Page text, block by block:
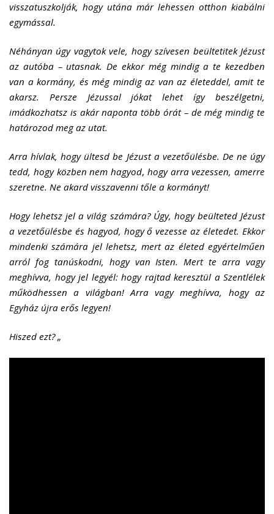
visszatuszkolják, hogy utána már lehessen otthon kiabálni
egymással.
Néhányan úgy vagytok vele, hogy szívesen beültetitek Jézust
az autóba – utasnak. De ekkor még mindig a te kezedben
van a kormány, és még mindig az van az életeddel, amit te
akarsz. Persze Jézussal jókat lehet így beszélgetni,
imádkozhatsz is akár naponta több órát – de még mindig te
határozod meg az utat.
Arra hívlak, hogy ültesd be Jézust a vezetőülésbe. De ne úgy
tedd, hogy közben nem hagyod, hogy arra vezessen, amerre
szeretne. Ne akard visszavenni tőle a kormányt!
Hogy lehetsz jel a világ számára? Úgy, hogy beülteted Jézust
a vezetőülésbe és hagyod, hogy ő vezesse az életedet. Ekkor
mindenki számára jel lehetsz, mert az életed egyértelműen
arról fog tanúskodni, hogy van Isten. Mert te arra vagy
meghívva, hogy jel legyél: hogy rajtad keresztül a Szentlélek
működhessen a világban! Arra vagy meghívva, hogy az
Egyház újra erős legyen!
Hiszed ezt? „